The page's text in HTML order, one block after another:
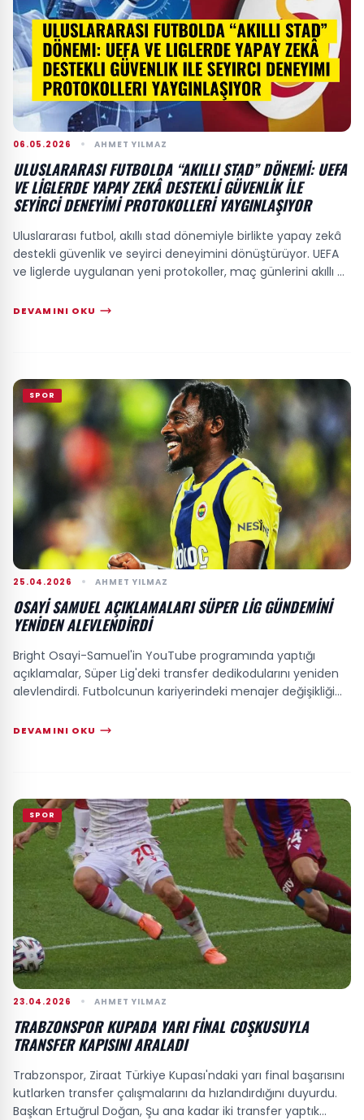
06.05.2026 AHMET YILMAZ
ULUSLARARASI FUTBOLDA “AKILLI STAD” DÖNEMI: UEFA
VE LIGLERDE YAPAY ZEKÂ DESTEKLI GÜVENLIK ILE
SEYIRCI DENEYIMI PROTOKOLLERI YAYGINLAŞIYOR
Uluslararası futbol, akıllı stad dönemiyle birlikte yapay zekâ
destekli güvenlik ve seyirci deneyimini dönüştürüyor. UEFA
ve liglerde uygulanan yeni protokoller, maç günlerini akıllı bir
DEVAMINI OKU
SPOR
25.04.2026 AHMET YILMAZ
OSAYI SAMUEL AÇIKLAMALARI SÜPER LIG GÜNDEMINI
YENIDEN ALEVLENDIRDI
Bright Osayi-Samuel'in YouTube programında yaptığı
açıklamalar, Süper Lig'deki transfer dedikodularını yeniden
alevlendirdi. Futbolcunun kariyerindeki menajer değişikliği
DEVAMINI OKU
SPOR
23.04.2026 AHMET YILMAZ
TRABZONSPOR KUPADA YARI FINAL COŞKUSUYLA
TRANSFER KAPISINI ARALADI
Trabzonspor, Ziraat Türkiye Kupası'ndaki yarı final başarısını
kutlarken transfer çalışmalarını da hızlandırdığını duyurdu.
Başkan Ertuğrul Doğan, Şu ana kadar iki transfer yaptık